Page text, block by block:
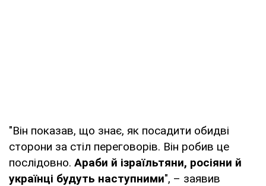
"Він показав, що знає, як посадити обидві
сторони за стіл переговорів. Він робив це
послідовно. Араби й ізраїльтяни, росіяни й
українці будуть наступними", – заявив